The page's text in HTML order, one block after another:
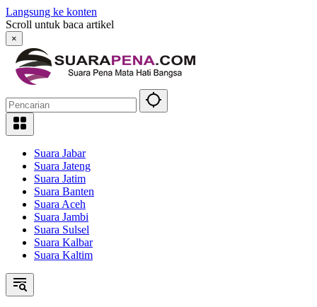
Langsung ke konten
Scroll untuk baca artikel
×
Suara Jabar
Suara Jateng
Suara Jatim
Suara Banten
Suara Aceh
Suara Jambi
Suara Sulsel
Suara Kalbar
Suara Kaltim